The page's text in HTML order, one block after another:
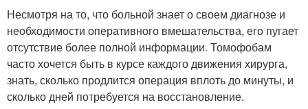
Несмотря на то, что больной знает о своем диагнозе и
необходимости оперативного вмешательства, его пугает
отсутствие более полной информации. Томофобам
часто хочется быть в курсе каждого движения хирурга,
знать, сколько продлится операция вплоть до минуты, и
сколько дней потребуется на восстановление.